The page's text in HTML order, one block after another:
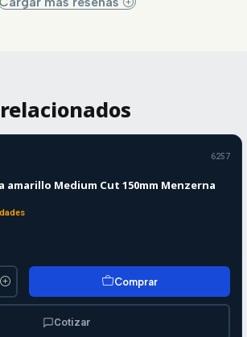
6257
amarillo Medium Cut 150mm Menzerna
Comprar
Cotizar